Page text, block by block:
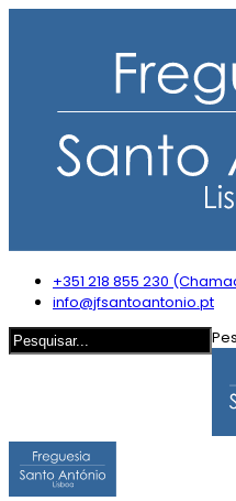
+351 218 855 230
info@jfsantoantonio.pt